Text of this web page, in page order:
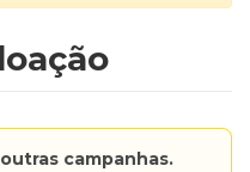
campanhas.